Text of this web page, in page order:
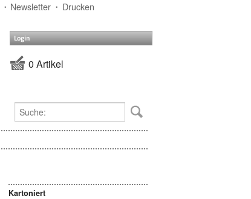
Newsletter Drucken
Login
0 Artikel
Kartoniert